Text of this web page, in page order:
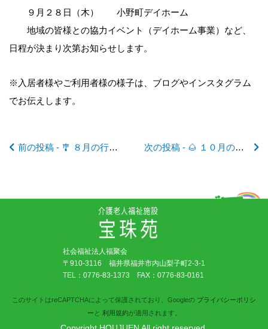
９月２８日（木） 小野町デイホーム
地域の皆様との協力イベント（デイホーム事業）など、
日程が決まり次第お知らせします。
※入居者様やご利用者様の様子は、ブログやインスタグラム
でお伝えします。
後
の
記
へ
ク
前の投稿 - 🎐 ８月の行事予定 🎐 次の投稿 - 🌰 １０月の行事予定 🌰
社会福祉法人福聚会
〒910-3116 福井県福井市内山梨子町2-3-1
TEL： 0776-83-1373 FAX：0776-83-0161
このサイトはreCAPTCHAによって保護されており、Googleの プライバシーポリシ
ー と 利用規約が適用されます。